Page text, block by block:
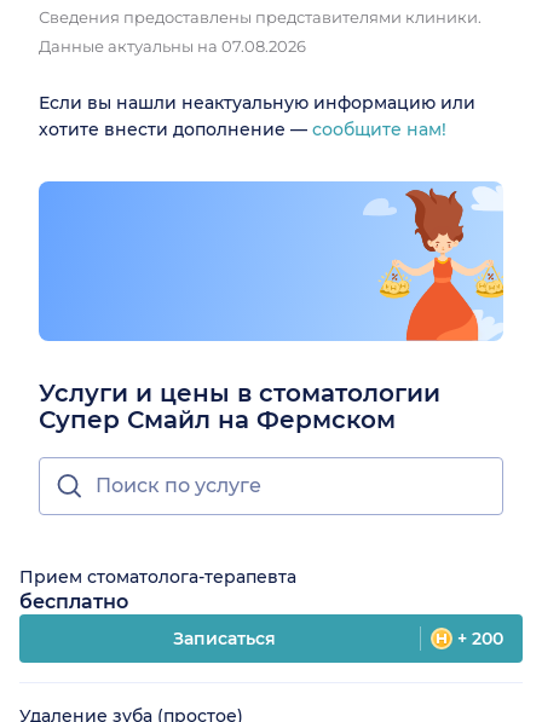
Сведения предоставлены представителями клиники.
Данные актуальны на 07.08.2026
Если вы нашли неактуальную информацию или
хотите внести дополнение — сообщите нам!
Услуги и цены в стоматологии
Супер Смайл на Фермском
Прием стоматолога-терапевта
бесплатно
Записаться + 200
Удаление зуба (простое)